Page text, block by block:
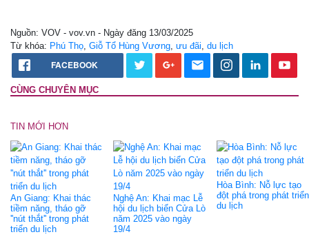
Nguồn: VOV - vov.vn - Ngày đăng 13/03/2025
Từ khóa: Phú Thọ Giỗ Tổ Hùng Vương ưu đãi du lịch
FACEBOOK
CÙNG CHUYÊN MỤC
TIN MỚI HƠN
An Giang: Khai thác
tiềm năng, tháo gỡ
''nút thắt'' trong phát
triển du lịch
Nghệ An: Khai mạc Lễ
hội du lịch biển Cửa Lò
năm 2025 vào ngày
19/4
Hòa Bình: Nỗ lực tạo
đột phá trong phát triển
du lịch